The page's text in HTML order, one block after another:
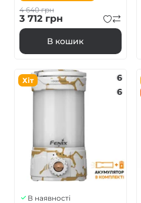
4 640грн
3 712 грн
В кошик
Хіт
6
6
В наявності